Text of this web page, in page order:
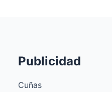
Publicidad
Cuñas